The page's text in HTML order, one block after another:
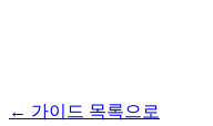
← 가이드 목록으로